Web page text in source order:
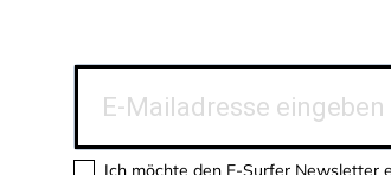
Ich möchte den E-Surfer Newsletter